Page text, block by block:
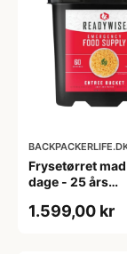
Frysetørret
dage - 25 års
Hovedretter
1.599,00 kr